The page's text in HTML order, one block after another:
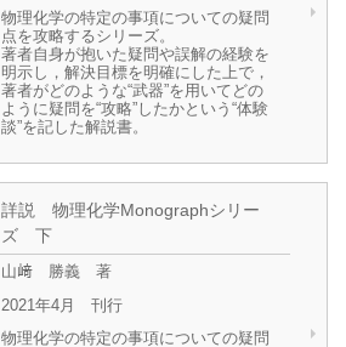
物理化学の特定の事項についての疑問
点を攻略するシリーズ。
著者自身が抱いた疑問や誤解の経験を
明示し，解決目標を明確にした上で，
著者がどのような“武器”を用いてどの
ように疑問を“攻略”したかという“体験
談”を記した解説書。
詳説 物理化学Monographシリー
ズ 下
山﨑 勝義 著
2021年4月 刊行
物理化学の特定の事項についての疑問